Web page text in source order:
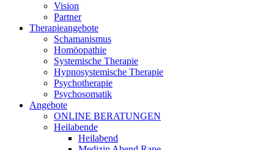
Vision
Partner
Therapieangebote
Schamanismus
Homöopathie
Systemische Therapie
Hypnosystemische Therapie
Psychotherapie
Psychosomatik
Angebote
ONLINE BERATUNGEN
Heilabende
Heilabend